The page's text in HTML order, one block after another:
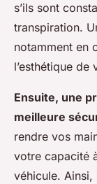
s’ils sont
transpiration.
notamment en
l’esthétique de
Ensuite, une
meilleure
rendre vos
votre capacité
véhicule. Ainsi,